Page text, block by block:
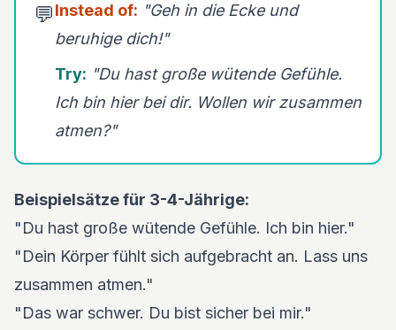
💬Instead of: "Geh in die Ecke und
beruhige dich!"
Try: "Du hast große wütende Gefühle.
Ich bin hier bei dir. Wollen wir zusammen
atmen?"
Beispielsätze für 3-4-Jährige:
"Du hast große wütende Gefühle. Ich bin hier."
"Dein Körper fühlt sich aufgebracht an. Lass uns
zusammen atmen."
"Das war schwer. Du bist sicher bei mir."